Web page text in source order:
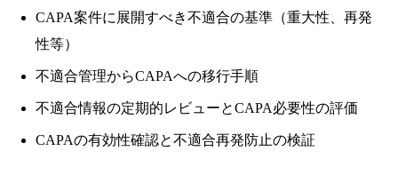
CAPA案件に展開すべき不適合の基準（重大性、再発
性等）
不適合管理からCAPAへの移行手順
不適合情報の定期的レビューとCAPA必要性の評価
CAPAの有効性確認と不適合再発防止の検証